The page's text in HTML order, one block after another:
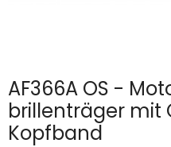
AF366A OS -
brillenträger mit
Kopfband